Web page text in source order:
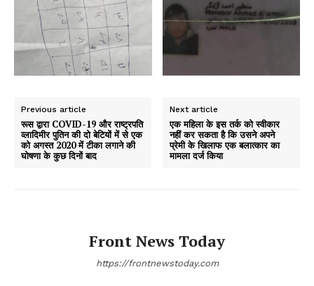
Previous article
रूस द्वारा COVID-19 और राष्ट्रपति
व्लादिमीर पुतिन की दो बेटियों में से एक
को अगस्त 2020 में टीका लगाने की
घोषणा के कुछ दिनों बाद
Next article
एक महिला के इस तर्क को स्वीकार
नहीं कर सकता है कि उसने अपने
प्रेमी के खिलाफ एक बलात्कार का
मामला दर्ज किया
Front News Today
https://frontnewstoday.com